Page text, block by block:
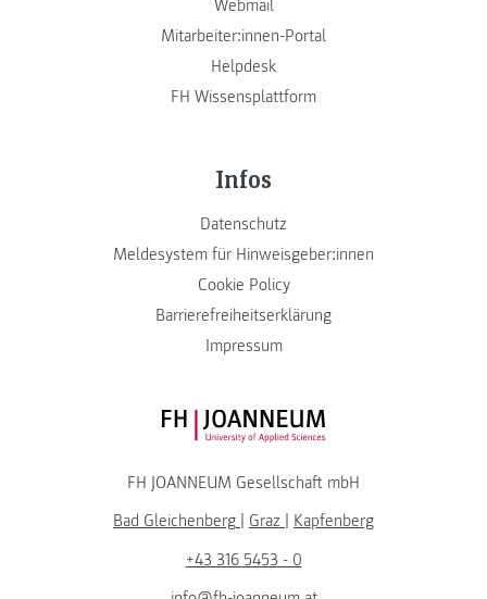
Webmail
Mitarbeiter:innen-Portal
Helpdesk
FH Wissensplattform
Infos
Datenschutz
Meldesystem für Hinweisgeber:innen
Cookie Policy
Barrierefreiheitserklärung
Impressum
FH JOANNEUM Logo
FH JOANNEUM Gesellschaft mbH
Bad Gleichenberg
Graz
Kapfenberg
+43 316 5453 - 0